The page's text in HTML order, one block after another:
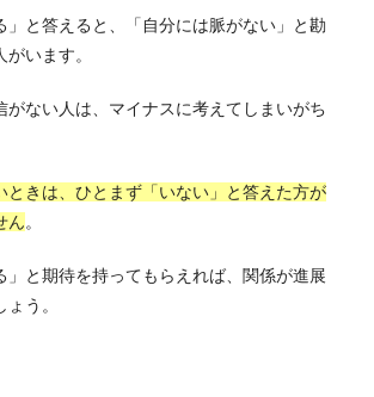
」と答えると、「自分には脈がない」と勘
います。
がない人は、マイナスに考えてしまいがち
ときは、ひとまず「いない」と答えた方が
ん。
」と期待を持ってもらえれば、関係が進展
う。